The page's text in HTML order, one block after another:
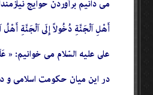
مى دانیم برآوردن حوایج
على علیه السّلام مى خوانیم: «
در این میان حکومت اسلامى و دولت از باب «کلکمْ راعٍ وَ کلکمْ